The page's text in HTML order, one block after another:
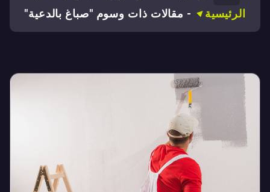
الرئيسية - مقالات ذات وسوم "صباغ بالدعية"